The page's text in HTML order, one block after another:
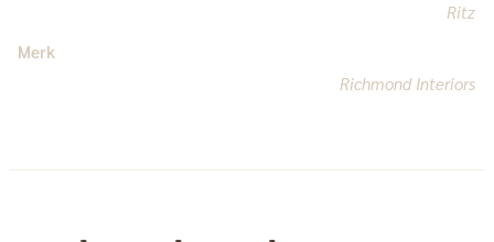
Ritz
Merk
Richmond Interiors